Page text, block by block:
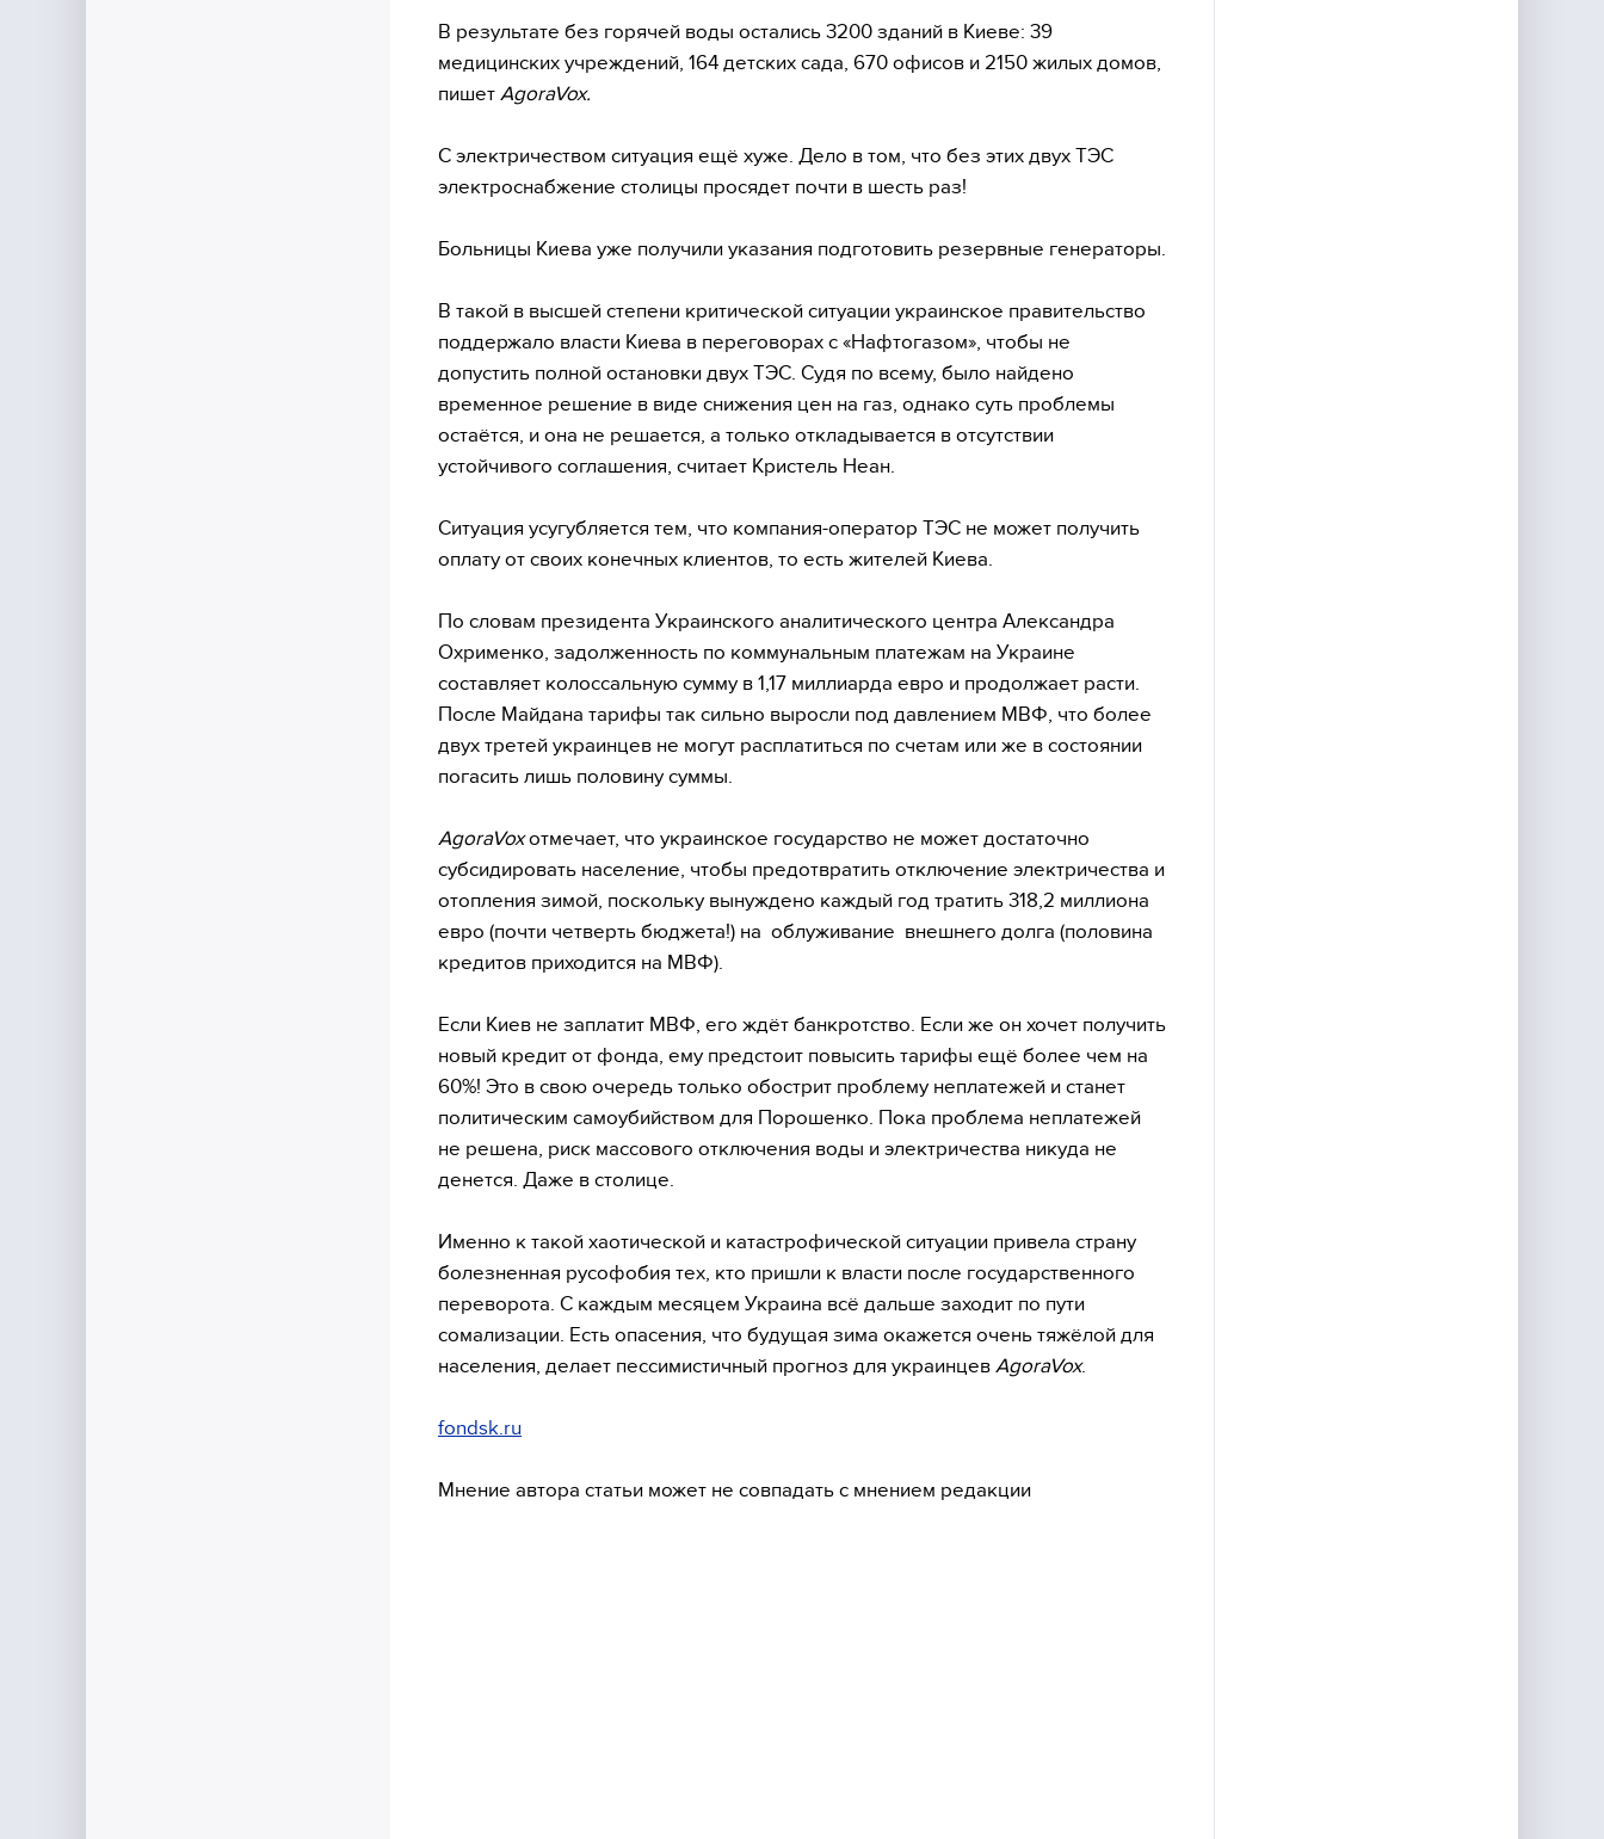
В результате без горячей воды остались 3200 зданий в Киеве: 39
медицинских учреждений, 164 детских сада, 670 офисов и 2150 жилых домов,
пишет AgoraVox.
С электричеством ситуация ещё хуже. Дело в том, что без этих двух ТЭС
электроснабжение столицы просядет почти в шесть раз!
Больницы Киева уже получили указания подготовить резервные генераторы.
В такой в высшей степени критической ситуации украинское правительство
поддержало власти Киева в переговорах с «Нафтогазом», чтобы не
допустить полной остановки двух ТЭС. Судя по всему, было найдено
временное решение в виде снижения цен на газ, однако суть проблемы
остаётся, и она не решается, а только откладывается в отсутствии
устойчивого соглашения, считает Кристель Неан.
Ситуация усугубляется тем, что компания-оператор ТЭС не может получить
оплату от своих конечных клиентов, то есть жителей Киева.
По словам президента Украинского аналитического центра Александра
Охрименко, задолженность по коммунальным платежам на Украине
составляет колоссальную сумму в 1,17 миллиарда евро и продолжает расти.
После Майдана тарифы так сильно выросли под давлением МВФ, что более
двух третей украинцев не могут расплатиться по счетам или же в состоянии
погасить лишь половину суммы.
AgoraVoxотмечает, что украинское государство не может достаточно
субсидировать население, чтобы предотвратить отключение электричества и
отопления зимой, поскольку вынуждено каждый год тратить 318,2 миллиона
евро (почти четверть бюджета!) на облуживание внешнего долга (половина
кредитов приходится на МВФ).
Если Киев не заплатит МВФ, его ждёт банкротство. Если же он хочет получить
новый кредит от фонда, ему предстоит повысить тарифы ещё более чем на
60%! Это в свою очередь только обострит проблему неплатежей и станет
политическим самоубийством для Порошенко. Пока проблема неплатежей
не решена, риск массового отключения воды и электричества никуда не
денется. Даже в столице.
Именно к такой хаотической и катастрофической ситуации привела страну
болезненная русофобия тех, кто пришли к власти после государственного
переворота. С каждым месяцем Украина всё дальше заходит по пути
сомализации. Есть опасения, что будущая зима окажется очень тяжёлой для
населения, делает пессимистичный прогноз для украинцев AgoraVox.
fondsk.ru
Мнение автора статьи может не совпадать с мнением редакции